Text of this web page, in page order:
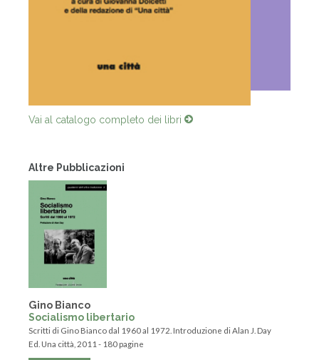
Vai al catalogo completo dei libri
Gino Bianco
Socialismo libertario
Scritti di Gino Bianco dal 1960 al 1972. Introduzione di Alan J. Day
Ed. Una città, 2011 - 180 pagine